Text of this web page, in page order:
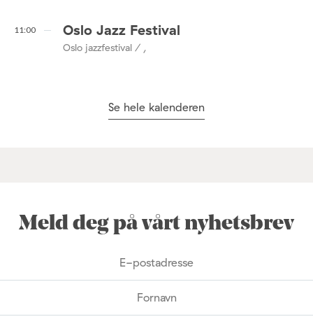
11:00 Oslo Jazz Festival
Oslo jazzfestival / ,
Se hele kalenderen
Meld deg på vårt nyhetsbrev